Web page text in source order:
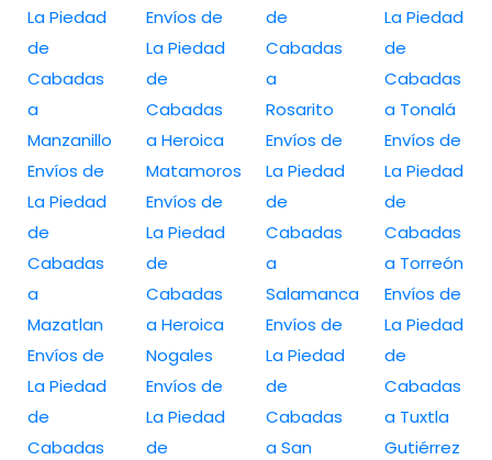
La Piedad
de
Cabadas
a
Manzanillo
Envíos de
La Piedad
de
Cabadas
a
Mazatlan
Envíos de
La Piedad
de
Cabadas
Envíos de
La Piedad
de
Cabadas
a Heroica
Matamoros
Envíos de
La Piedad
de
Cabadas
a Heroica
Nogales
Envíos de
La Piedad
de
de
Cabadas
a
Rosarito
Envíos de
La Piedad
de
Cabadas
a
Salamanca
Envíos de
La Piedad
de
Cabadas
a San
La Piedad
de
Cabadas
a Tonalá
Envíos de
La Piedad
de
Cabadas
a Torreón
Envíos de
La Piedad
de
Cabadas
a Tuxtla
Gutiérrez